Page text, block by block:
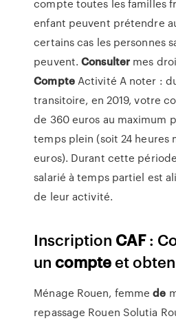
compte toutes les familles
enfant peuvent prétendre
certains cas les personnes
peuvent.Consulter mes
CompteActivité A noter :
transitoire, en 2019, votre
de 360 euros au maximum
temps plein (soit 24 heures
euros). Durant cette
salarié à temps partiel est
de leur activité.
Inscription CAF:
uncompteet
Ménage Rouen, femmede
repassage Rouen Solutia